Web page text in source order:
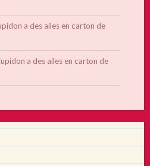
a des ailes en carton de
a des ailes en carton de